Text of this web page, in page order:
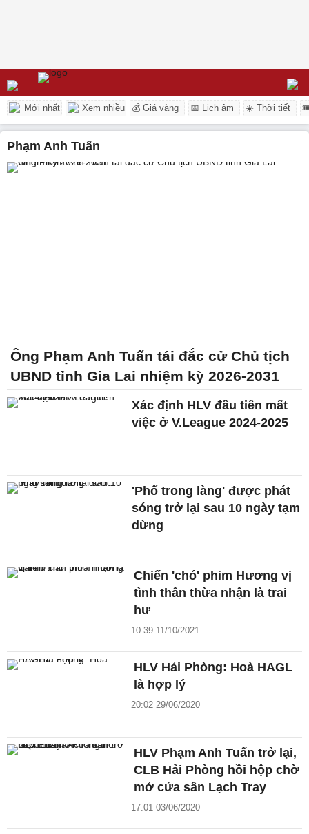
Mới nhất Xem nhiều 💰 Giá vàng 📅 Lịch âm ☀️ Thời tiết
Phạm Anh Tuấn
Ông Phạm Anh Tuấn tái đắc cử Chủ tịch
UBND tỉnh Gia Lai nhiệm kỳ 2026-2031
Xác định HLV đầu tiên mất
việc ở V.League 2024-2025
'Phố trong làng' được phát
sóng trở lại sau 10 ngày tạm
dừng
Chiến 'chó' phim Hương vị
tình thân thừa nhận là trai
hư
10:39 11/10/2021
HLV Hải Phòng: Hoà HAGL
là hợp lý
20:02 29/06/2020
HLV Phạm Anh Tuấn trở lại,
CLB Hải Phòng hồi hộp chờ
mở cửa sân Lạch Tray
17:01 03/06/2020